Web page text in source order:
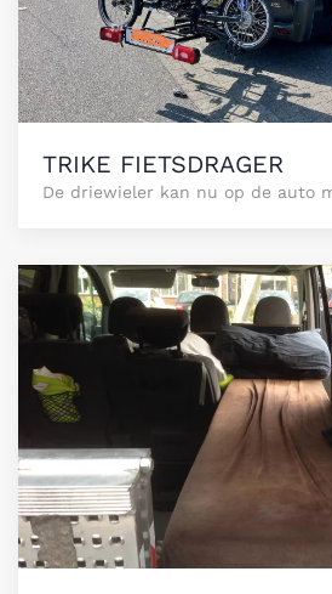
TRIKE FIETSDRAGER
De driewieler kan nu op de auto